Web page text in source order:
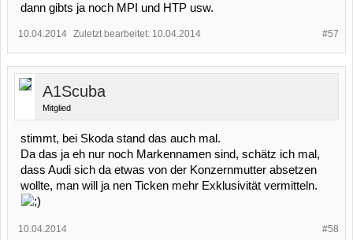
dann gibts ja noch MPI und HTP usw.
#57
10.04.2014 Zuletzt bearbeitet: 10.04.2014
A1Scuba
Mitglied
stimmt, bei Skoda stand das auch mal.
Da das ja eh nur noch Markennamen sind, schätz ich mal,
dass Audi sich da etwas von der Konzernmutter absetzen
wollte, man will ja nen Ticken mehr Exklusivität vermitteln.
#58
10.04.2014